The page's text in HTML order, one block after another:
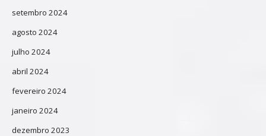
setembro 2024
agosto 2024
julho 2024
abril 2024
fevereiro 2024
janeiro 2024
dezembro 2023